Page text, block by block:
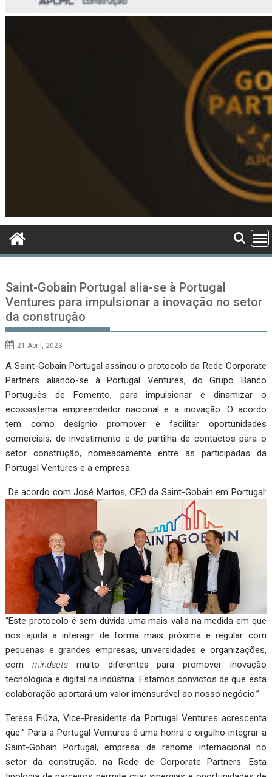
Saint-Gobain Portugal alia-se à Portugal
Ventures para impulsionar a inovação no setor
da construção
21 Abril, 2023
A Saint-Gobain Portugal assinou o protocolo da Rede Corporate
Partners aliando-se à Portugal Ventures, do Grupo Banco
Português de Fomento, para impulsionar e dinamizar o
ecossistema empreendedor nacional e a inovação. O acordo
tem como desígnio promover e facilitar oportunidades
comerciais, de investimento e de partilha de contactos para o
setor construção, nomeadamente entre as participadas da
Portugal Ventures e a empresa.
De acordo com José Martos, CEO da Saint-Gobain em Portugal:
“Este protocolo é sem dúvida uma mais-valia na medida em que
nos ajuda a interagir de forma mais próxima e regular com
pequenas e grandes empresas, universidades e organizações,
commindsets muito diferentes para promover inovação
tecnológica e digital na indústria. Estamos convictos de que esta
colaboração aportará um valor imensurável ao nosso negócio.”
Teresa Fiúza, Vice-Presidente da Portugal Ventures acrescenta
que:” Para a Portugal Ventures é uma honra e orgulho integrar a
Saint-Gobain Portugal, empresa de renome internacional no
setor da construção, na Rede de Corporate Partners. Esta